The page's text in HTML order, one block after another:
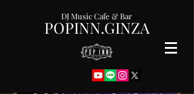
POPINN.GINZA
DJ Music Cafe & Bar